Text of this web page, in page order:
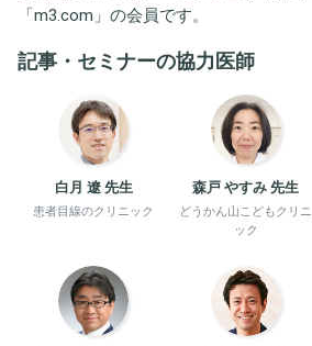
「m3.com 」の会員です。
記事・セミナーの協力医師
白月 遼 先生
患者目線のクリニック
森戸 やすみ 先生
どうかん山こどもクリニ
ック